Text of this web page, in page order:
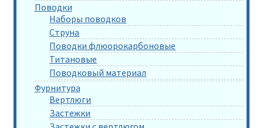
Поводки
Наборы поводков
Струна
Поводки флюорокарбоновые
Титановые
Поводковый материал
Фурнитура
Вертлюги
Застежки